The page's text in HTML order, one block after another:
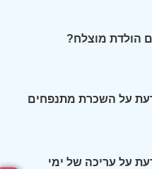
הולדת מוצלח?
על השכרת מתנפחים
על עריכה של ימי